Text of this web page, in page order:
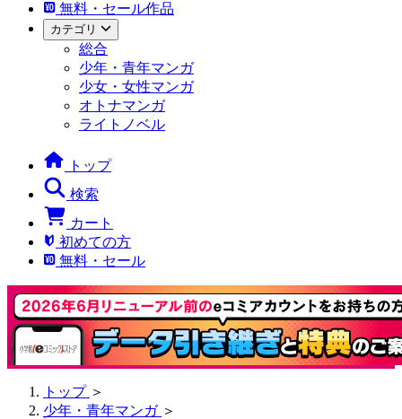
無料・セール作品
カテゴリ
総合
少年・青年マンガ
少女・女性マンガ
オトナマンガ
ライトノベル
トップ
検索
カート
初めての方
無料・セール
トップ ＞
少年・青年マンガ ＞